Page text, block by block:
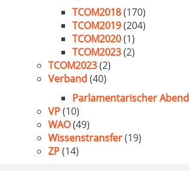
TCOM2018(170)
TCOM2019(204)
TCOM2020(1)
TCOM2023(2)
TCOM2023(2)
Verband (40)
Parlamentarischer Abend
VP(10)
WAO(49)
Wissenstransfer(19)
ZP(14)